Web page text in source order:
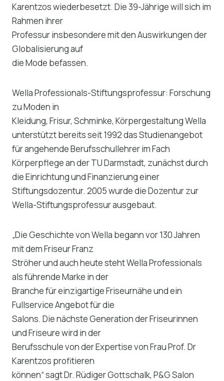
Karentzos wiederbesetzt. Die 39-Jährige will sich im
Rahmen ihrer
Professur insbesondere mit den Auswirkungen der
Globalisierung auf
die Mode befassen.
Wella Professionals-Stiftungsprofessur: Forschung
zu Moden in
Kleidung, Frisur, Schminke, Körpergestaltung Wella
unterstützt bereits seit 1992 das Studienangebot
für angehende Berufsschullehrer im Fach
Körperpflege an der TU Darmstadt, zunächst durch
die Einrichtung und Finanzierung einer
Stiftungsdozentur. 2005 wurde die Dozentur zur
Wella-Stiftungsprofessur ausgebaut.
„Die Geschichte von Wella begann vor 130 Jahren
mit dem Friseur Franz
Ströher und auch heute steht Wella Professionals
als führende Marke in der
Branche für einzigartige Friseurnähe und ein
Fullservice Angebot für die
Salons. Die nächste Generation der Friseurinnen
und Friseure wird in der
Berufsschule von der Expertise von Frau Prof. Dr
Karentzos profitieren
können“ sagt Dr. Rüdiger Gottschalk, P&G Salon